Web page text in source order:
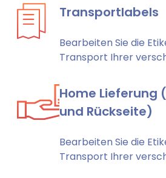
Transportlabels
Bearbeiten Sie die
Transport Ihrer
Home Lieferung
und Rückseite)
Bearbeiten Sie die
Transport Ihrer